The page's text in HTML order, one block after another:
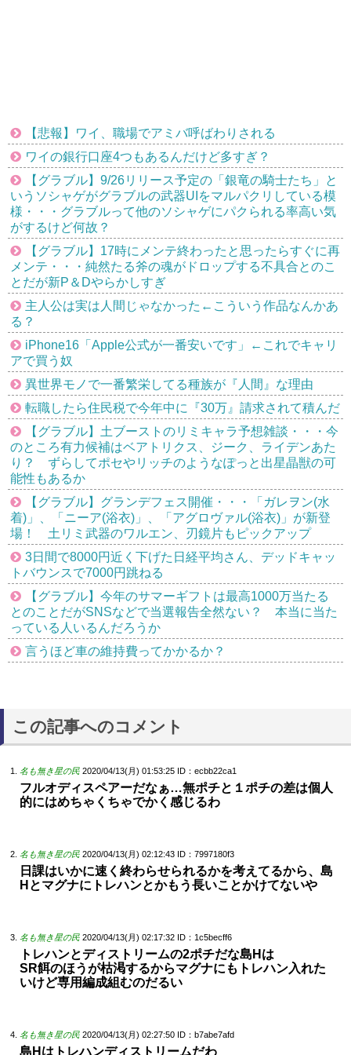
【悲報】ワイ、職場でアミバ呼ばわりされる
ワイの銀行口座4つもあるんだけど多すぎ？
【グラブル】9/26リリース予定の「銀竜の騎士たち」と
いうソシャゲがグラブルの武器UIをマルパクリしている模
様・・・グラブルって他のソシャゲにパクられる率高い気
がするけど何故？
【グラブル】17時にメンテ終わったと思ったらすぐに再
メンテ・・・純然たる斧の魂がドロップする不具合とのこ
とだが新P＆Dやらかしすぎ
主人公は実は人間じゃなかった←こういう作品なんかあ
る？
iPhone16「Apple公式が一番安いです」←これでキャリ
アで買う奴
異世界モノで一番繁栄してる種族が『人間』な理由
転職したら住民税で今年中に『30万』請求されて積んだ
【グラブル】土ブーストのリミキャラ予想雑談・・・今
のところ有力候補はベアトリクス、ジーク、ライデンあた
り？ ずらしてポセやリッチのようなぽっと出星晶獣の可
能性もあるか
【グラブル】グランデフェス開催・・・「ガレヲン(水
着)」、「ニーア(浴衣)」、「アグロヴァル(浴衣)」が新登
場！ 土リミ武器のワルエン、刃鏡片もピックアップ
3日間で8000円近く下げた日経平均さん、デッドキャッ
トバウンスで7000円跳ねる
【グラブル】今年のサマーギフトは最高1000万当たる
とのことだがSNSなどで当選報告全然ない？ 本当に当た
っている人いるんだろうか
言うほど車の維持費ってかかるか？
この記事へのコメント
名も無き星の民 2020/04/13(月) 01:53:25 ID：ecbb22ca1
フルオディスペアーだなぁ…無ポチと１ポチの差は個人
的にはめちゃくちゃでかく感じるわ
名も無き星の民 2020/04/13(月) 02:12:43 ID：7997180f3
日課はいかに速く終わらせられるかを考えてるから、島
Hとマグナにトレハンとかもう長いことかけてないや
名も無き星の民 2020/04/13(月) 02:17:32 ID：1c5becff6
トレハンとディストリームの2ポチだな島Hは
SR餌のほうが枯渇するからマグナにもトレハン入れた
いけど専用編成組むのだるい
名も無き星の民 2020/04/13(月) 02:27:50 ID：b7abe7afd
島Hはトレハンディストリームだわ